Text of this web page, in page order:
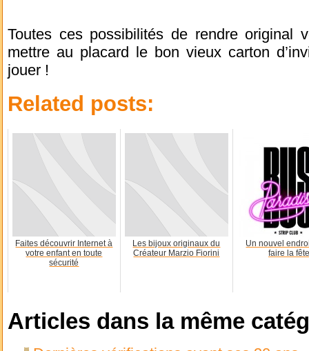
Toutes ces possibilités de rendre original
mettre au placard le bon vieux carton
jouer !
Related posts:
Faites découvrir Internet à
votre enfant en toute
sécurité
Les bijoux originaux du
Créateur Marzio Fiorini
Un nouvel
faire la fête
Articles dans la même